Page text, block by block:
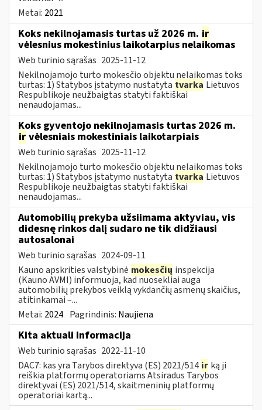
Metai: 2021
Koks nekilnojamasis turtas už 2026 m. ir
vėlesnius mokestinius laikotarpius nelaikomas
Web turinio sąrašas 2025-11-12
Nekilnojamojo turto mokesčio objektu nelaikomas toks
turtas: 1) Statybos įstatymo nustatyta tvarka Lietuvos
Respublikoje neužbaigtas statyti faktiškai
nenaudojamas...
Koks gyventojo nekilnojamasis turtas 2026 m.
ir vėlesniais mokestiniais laikotarpiais
Web turinio sąrašas 2025-11-12
Nekilnojamojo turto mokesčio objektu nelaikomas toks
turtas: 1) Statybos įstatymo nustatyta tvarka Lietuvos
Respublikoje neužbaigtas statyti faktiškai
nenaudojamas...
Automobilių prekyba užsiimama aktyviau, vis
didesnę rinkos dalį sudaro ne tik didžiausi
autosalonai
Web turinio sąrašas 2024-09-11
Kauno apskrities valstybinė mokesčių inspekcija
(Kauno AVMI) informuoja, kad nuosekliai auga
automobilių prekybos veiklą vykdančių asmenų skaičius,
atitinkamai –...
Metai: 2024 Pagrindinis: Naujiena
Kita aktuali informacija
Web turinio sąrašas 2022-11-10
DAC7: kas yra Tarybos direktyva (ES) 2021/514 ir ką ji
reiškia platformų operatoriams Atsiradus Tarybos
direktyvai (ES) 2021/514, skaitmeninių platformų
operatoriai kartą...